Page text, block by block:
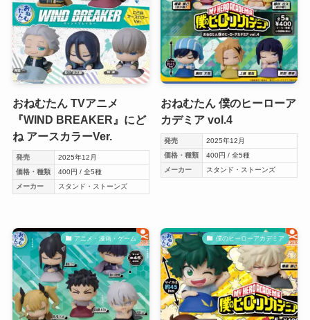
おねむたん TVアニメ
『WIND BREAKER』にど
ね アースカラーVer.
発売
2025年12月
価格・種類
400円 / 全5種
メーカー
スタンド・ストーンズ
おねむたん 僕のヒーローア
カデミア vol.4
発売
2025年12月
価格・種類
400円 / 全5種
メーカー
スタンド・ストーンズ
アニメ・漫画・ゲーム 僕のヒーローアカデミア